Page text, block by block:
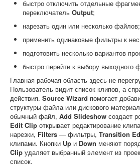
быстро отключить отдельные
переключатель Output;
нарезать один или несколько файлов;
применить одинаковые фильтры к
подготовить несколько вариантов
быстро перейти к выбору выходного
Главная рабочая область здесь не
Пользователь видит список клипов, а
действия. Source Wizard помогает
структуры файла или дискового
обычный файл, Add Slideshow создает
Edit Clip открывает редактирование
нарезки, Filters — фильтры, Transition
клипами. Кнопки Up и Down меняют
Clip удаляет выбранный элемент из
список.